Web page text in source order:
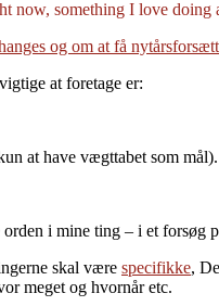
now, something I love doing
og om at få
at foretage er:
at have vægttabet som mål).
i mine ting – i et forsøg
skal være specifikke,
meget og hvornår etc.